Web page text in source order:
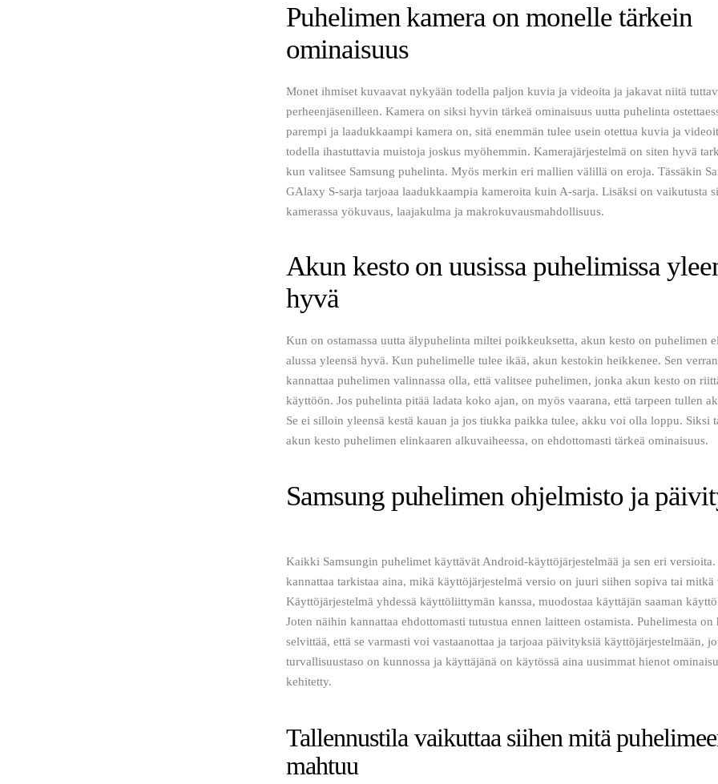
Puhelimen kamera on monelle tärkein
ominaisuus
Monet ihmiset kuvaavat nykyään todella paljon kuvia ja videoita ja jakavat niitä
perheenjäsenilleen. Kamera on siksi hyvin tärkeä ominaisuus uutta puhelinta
parempi ja laadukkaampi kamera on, sitä enemmän tulee usein otettua kuvia ja
todella ihastuttavia muistoja joskus myöhemmin. Kamerajärjestelmä on siten hyvä
kun valitsee Samsung puhelinta. Myös merkin eri mallien välillä on eroja. Tässäkin
GAlaxy S-sarja tarjoaa laadukkaampia kameroita kuin A-sarja. Lisäksi on vaikutusta
kamerassa yökuvaus, laajakulma ja makrokuvausmahdollisuus.
Akun kesto on uusissa puhelimissa
hyvä
Kun on ostamassa uutta älypuhelinta miltei poikkeuksetta, akun kesto on puhelimen
alussa yleensä hyvä. Kun puhelimelle tulee ikää, akun kestokin heikkenee. Sen
kannattaa puhelimen valinnassa olla, että valitsee puhelimen, jonka akun kesto on
käyttöön. Jos puhelinta pitää ladata koko ajan, on myös vaarana, että tarpeen tullen
Se ei silloin yleensä kestä kauan ja jos tiukka paikka tulee, akku voi olla loppu. Siksi
akun kesto puhelimen elinkaaren alkuvaiheessa, on ehdottomasti tärkeä ominaisuus.
Samsung puhelimen ohjelmisto ja
Kaikki Samsungin puhelimet käyttävät Android-käyttöjärjestelmää ja sen eri
kannattaa tarkistaa aina, mikä käyttöjärjestelmä versio on juuri siihen sopiva tai
Käyttöjärjestelmä yhdessä käyttöliittymän kanssa, muodostaa käyttäjän saaman
Joten näihin kannattaa ehdottomasti tutustua ennen laitteen ostamista. Puhelimesta
selvittää, että se varmasti voi vastaanottaa ja tarjoaa päivityksiä käyttöjärjestelmään,
turvallisuustaso on kunnossa ja käyttäjänä on käytössä aina uusimmat hienot
kehitetty.
Tallennustila vaikuttaa siihen mitä
mahtuu